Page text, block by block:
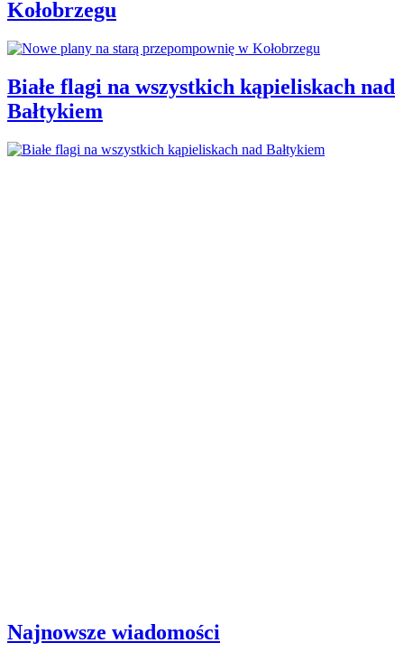
Kołobrzegu
Białe flagi na wszystkich kąpieliskach nad
Bałtykiem
Najnowsze wiadomości